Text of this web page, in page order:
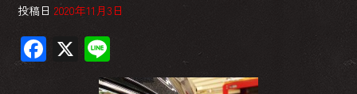
投稿日 2020年11月3日
F X
ne